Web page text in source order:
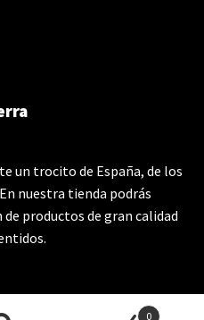
un trocito de España, de los
nuestra tienda podrás
productos de gran calidad
0